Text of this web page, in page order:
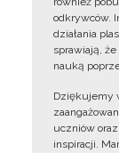
odkrywców.
działania
sprawiają,
nauką
Dziękujemy
uczniów
inspiracji.